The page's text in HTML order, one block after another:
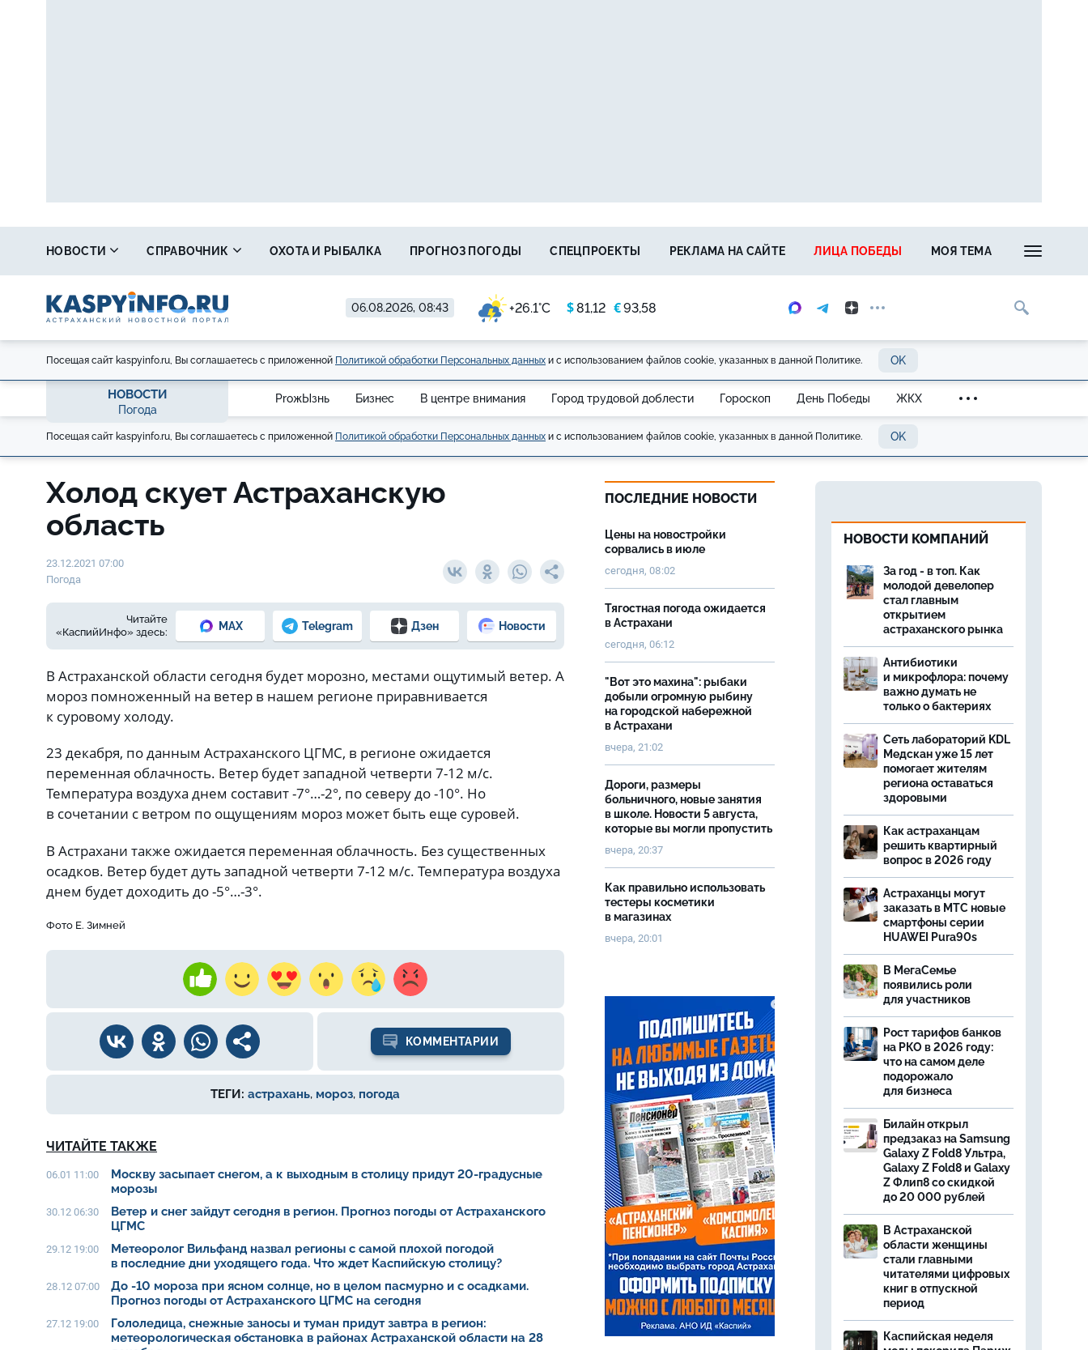
06.08.2026, 08:43 +26.1°C $81,12 €93,58
НОВОСТИ СПРАВОЧНИК ОХОТА И РЫБАЛКА ПРОГНОЗ ПОГОДЫ СПЕЦПРОЕКТЫ РЕКЛАМА НА САЙТЕ ЛИЦА ПОБЕДЫ МОЯ ТЕМА
Посещая сайт kaspyinfo.ru, Вы соглашаетесь с приложенной Политикой обработки Персональных данных и с использованием файлов cookie, указанных в данной Политике. OK
НОВОСТИ
Погода
ProжЫзнь Бизнес В центре внимания Город трудовой доблести Гороскоп День Победы ЖКХ
Посещая сайт kaspyinfo.ru, Вы соглашаетесь с приложенной Политикой обработки Персональных данных и с использованием файлов cookie, указанных в данной Политике. OK
Холод скует Астраханскую
область
23.12.2021 07:00
Погода
Читайте
«КаспийИнфо» здесь:
MAX Telegram Дзен Новости
В Астраханской области сегодня будет морозно, местами ощутимый ветер. А
мороз помноженный на ветер в нашем регионе приравнивается
к суровому холоду.
23 декабря, по данным Астраханского ЦГМС, в регионе ожидается
переменная облачность. Ветер будет западной четверти 7-12 м/с.
Температура воздуха днем составит -7°…-2°, по северу до -10°. Но
в сочетании с ветром по ощущениям мороз может быть еще суровей.
В Астрахани также ожидается переменная облачность. Без существенных
осадков. Ветер будет дуть западной четверти 7-12 м/с. Температура воздуха
днем будет доходить до -5°…-3°.
Фото Е. Зимней
КОММЕНТАРИИ
ТЕГИ: астрахань, мороз, погода
ЧИТАЙТЕ ТАКЖЕ
06.01 11:00
Москву засыпает снегом, а к выходным в столицу придут 20-градусные
морозы
30.12 06:30
Ветер и снег зайдут сегодня в регион. Прогноз погоды от Астраханского
ЦГМС
29.12 19:00
Метеоролог Вильфанд назвал регионы с самой плохой погодой
в последние дни уходящего года. Что ждет Каспийскую столицу?
28.12 07:00
До -10 мороза при ясном солнце, но в целом пасмурно и с осадками.
Прогноз погоды от Астраханского ЦГМС на сегодня
27.12 19:00
Гололедица, снежные заносы и туман придут завтра в регион:
метеорологическая обстановка в районах Астраханской области на 28
ПОСЛЕДНИЕ НОВОСТИ
Цены на новостройки
сорвались в июле
сегодня, 08:02
Тягостная погода ожидается
в Астрахани
сегодня, 06:12
"Вот это махина": рыбаки
добыли огромную рыбину
на городской набережной
в Астрахани
вчера, 21:02
Дороги, размеры
больничного, новые занятия
в школе. Новости 5 августа,
которые вы могли пропустить
вчера, 20:37
Как правильно использовать
тестеры косметики
в магазинах
вчера, 20:01
НОВОСТИ КОМПАНИЙ
За год - в топ. Как
молодой девелопер
стал главным
открытием
астраханского рынка
Антибиотики
и микрофлора: почему
важно думать не
только о бактериях
Сеть лабораторий KDL
Медскан уже 15 лет
помогает жителям
региона оставаться
здоровыми
Как астраханцам
решить квартирный
вопрос в 2026 году
Астраханцы могут
заказать в МТС новые
смартфоны серии
HUAWEI Pura90s
В МегаСемье
появились роли
для участников
Рост тарифов банков
на РКО в 2026 году:
что на самом деле
подорожало
для бизнеса
Билайн открыл
предзаказ на Samsung
Galaxy Z Fold8 Ультра,
Galaxy Z Fold8 и Galaxy
Z Флип8 со скидкой
до 20 000 рублей
В Астраханской
области женщины
стали главными
читателями цифровых
книг в отпускной
период
Каспийская неделя